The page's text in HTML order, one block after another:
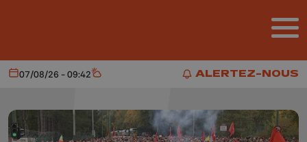
ALERTEZ-NOUS
ALERTEZ-NOUS
Aujourd'hui
07/08/26 - 09:42 Météo